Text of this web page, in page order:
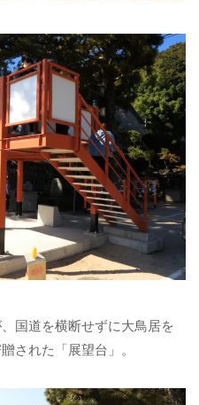
国道を横断せずに大鳥居を
された「展望台」。